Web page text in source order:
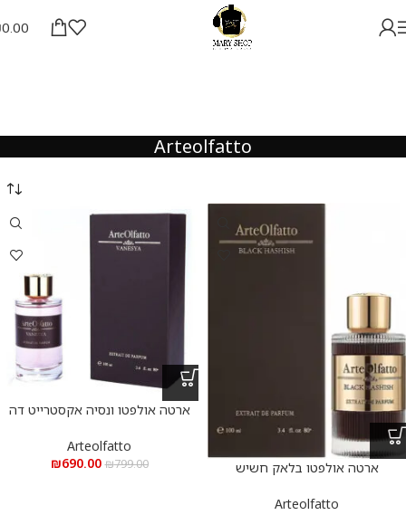
0.00
Arteolfatto
ארטה אולפטו בלאק חשיש
Hashish ArteOlfatto
Arteolfatto
ארטה אולפטו ונסיה אקסטרייט דה
ArteOlfatto
Arteolfatto
₪799.00
₪690.00